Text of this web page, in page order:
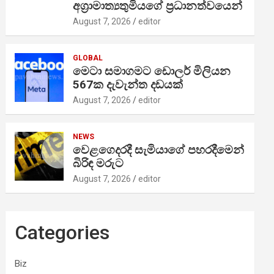
අග්‍රාමාත්‍යතුමියගේ ප්‍රධානත්වයෙන්
August 7, 2026 editor
GLOBAL
මෙටා සමාගමට ඩොලර් මිලියන
567ක දැවැන්ත දඩයක්
August 7, 2026 editor
NEWS
වෙළගෙදරදී සැමියාගේ පහරදීමෙන්
බිරිඳ මරුට
August 7, 2026 editor
Categories
Biz